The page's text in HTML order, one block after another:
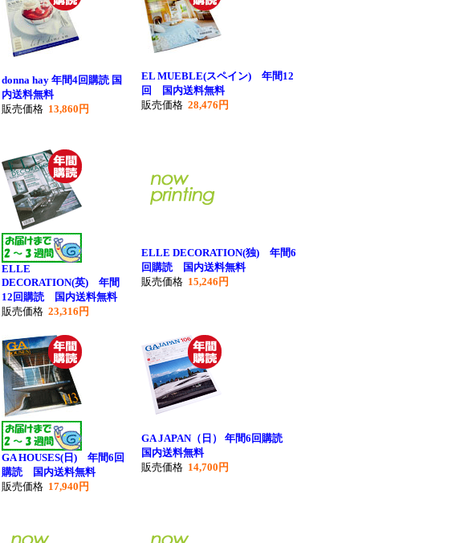
donna hay 年間4回購読 国
内送料無料
販売価格 13,860円
EL MUEBLE(スペイン) 年間12
回 国内送料無料
販売価格 28,476円
ELLE
DECORATION(英) 年間
12回購読 国内送料無料
販売価格 23,316円
ELLE DECORATION(独) 年間6
回購読 国内送料無料
販売価格 15,246円
GA HOUSES(日) 年間6回
購読 国内送料無料
販売価格 17,940円
GA JAPAN（日） 年間6回購読
国内送料無料
販売価格 14,700円